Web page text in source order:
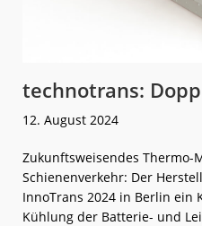
technotrans:
12. August 2024
Zukunftsweisendes Thermo-
Schienenverkehr: Der
InnoTrans 2024 in Berlin ein
Kühlung der Batterie- und